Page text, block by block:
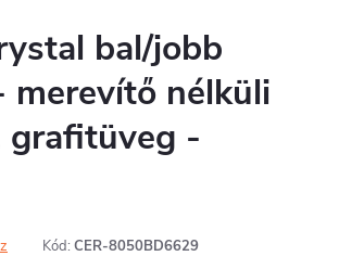
bal/jobb
merevítő nélküli
grafitüveg -
Kód: CER-8050BD6629